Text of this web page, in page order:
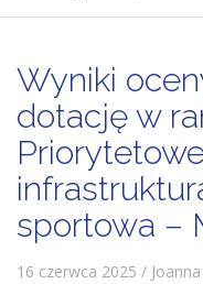
Wyniki
dotację w
sportowa –
16 czerwca 2025 /